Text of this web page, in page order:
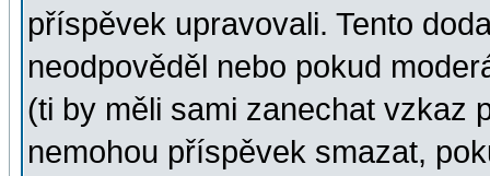
příspěvek upravovali. Tento
neodpověděl nebo pokud
(ti by měli sami zanechat vzkaz
nemohou příspěvek smazat,